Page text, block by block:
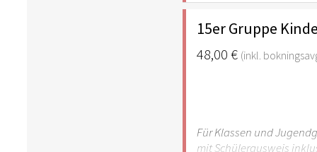
empfehlenswert.
15er Gruppe
48,00 € (inkl.
Für Klassen und
mit Schülerausweis